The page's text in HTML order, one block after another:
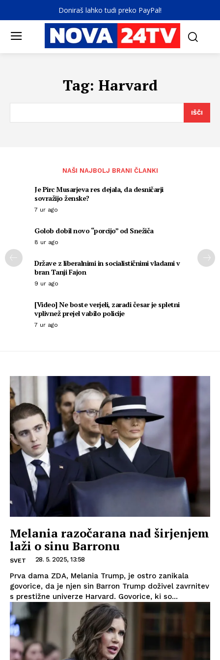
Doniraš lahko tudi preko PayPal!
Tag: Harvard
IŠČI
NAŠI NAJBOLJ BRANI ČLANKI
Je Pirc Musarjeva res dejala, da desničarji
sovražijo ženske?
7 ur ago
Golob dobil novo “porcijo” od Snežiča
8 ur ago
Države z liberalnimi in socialističnimi vladami v
bran Tanji Fajon
9 ur ago
[Video] Ne boste verjeli, zaradi česar je spletni
vplivnež prejel vabilo policije
7 ur ago
Melania razočarana nad širjenjem
laži o sinu Barronu
SVET 28. 5. 2025, 13:58
Prva dama ZDA, Melania Trump, je ostro zanikala
govorice, da je njen sin Barron Trump doživel zavrnitev
s prestižne univerze Harvard. Govorice, ki so...